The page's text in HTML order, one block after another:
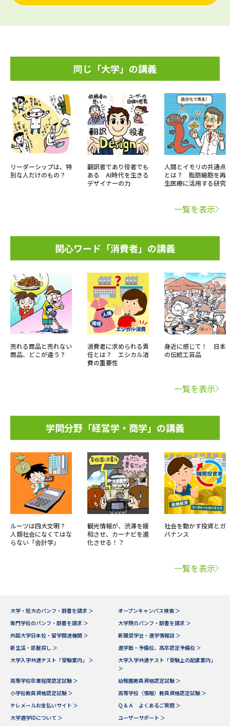
同じ「大学」の講義
リーダーシップは、特
別な人だけのもの？
翻訳者であり役者でも
ある AI時代を生きる
デザイナーの力
人間とイモリの共通点
とは？ 脂肪細胞を再
生医療に活用する研究
一覧を表示
関心ワード「消費者」の講義
売れる商品と売れない
商品、どこが違う？
消費者に求められる責
任とは？ エシカル消
費の重要性
身近に感じて！ 日本
の伝統工芸品
一覧を表示
学問分野「経営学・商学」の講義
ルーツは四大文明？
人類社会になくてはな
らない「会計学」
観光情報が、渋滞を緩
和させ、カーナビを進
化させる！？
社会を動かす投資とガ
バナンス
一覧を表示
大学・短大のパンフ・願書を請求 ＞
オープンキャンパス検索 ＞
専門学校のパンフ・願書を請求 ＞
大学院のパンフ・願書を請求 ＞
外国大学日本校・留学関連機関 ＞
新聞奨学会・進学情報誌 ＞
新生活・部屋探し ＞
進学塾・予備校、高卒認定予備校 ＞
大学入学共通テスト「受験案内」 ＞
大学入学共通テスト「受験上の配慮案内」
＞
高等学校卒業程度認定試験 ＞
幼稚園教員資格認定試験 ＞
小学校教員資格認定試験 ＞
高等学校（情報）教員資格認定試験 ＞
テレメールお支払いサイト ＞
Ｑ＆Ａ よくあるご質問 ＞
大学進学IDについて ＞
ユーザーサポート ＞